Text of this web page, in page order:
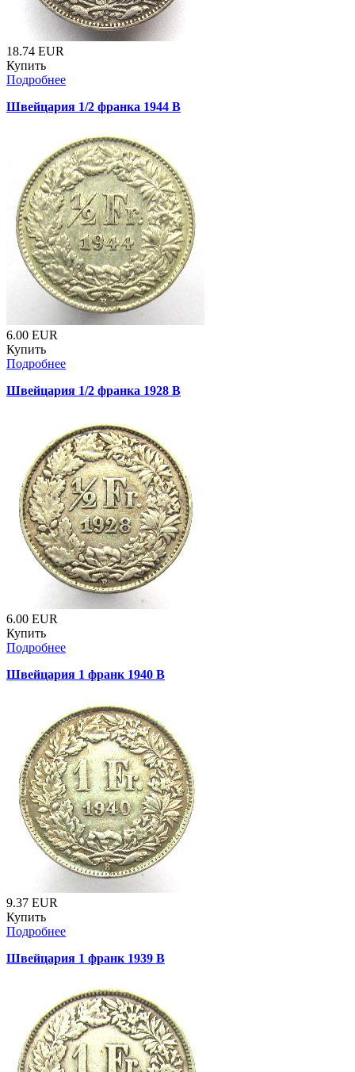
18.74 EUR
Купить
Подробнее
Швейцария 1/2 франка 1944 B
6.00 EUR
Купить
Подробнее
Швейцария 1/2 франка 1928 B
6.00 EUR
Купить
Подробнее
Швейцария 1 франк 1940 B
9.37 EUR
Купить
Подробнее
Швейцария 1 франк 1939 B